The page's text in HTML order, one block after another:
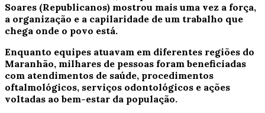
Soares (Republicanos) mostrou mais uma vez a força,
a organização e a capilaridade de um trabalho que
chega onde o povo está.
Enquanto equipes atuavam em diferentes regiões do
Maranhão, milhares de pessoas foram beneficiadas
com atendimentos de saúde, procedimentos
oftalmológicos, serviços odontológicos e ações
voltadas ao bem-estar da população.